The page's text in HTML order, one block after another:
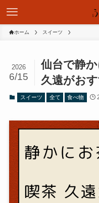
ホーム スイーツ
仙台で静
久遠がお
2026
6/15
スイーツ 全て 食べ物